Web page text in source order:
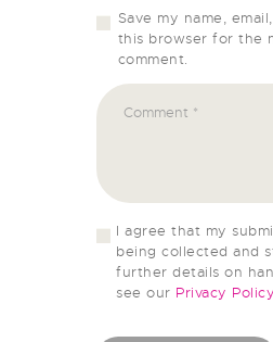
Save my name,
this browser for the
comment.
I agree that my
being collected and
further details on
see our Privacy Policy